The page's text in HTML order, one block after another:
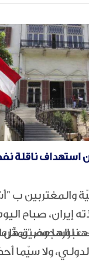
استهداف ناقلة
والمغتربين ب
إيران، صباح
عبورها مضيق
هذا الهجوم "يمثّل
ولا سيّما